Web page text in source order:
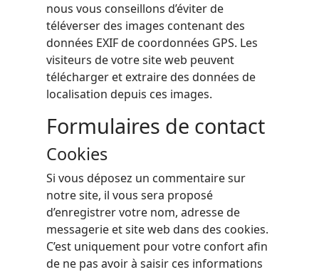
nous vous conseillons d’éviter de
téléverser des images contenant des
données EXIF de coordonnées GPS. Les
visiteurs de votre site web peuvent
télécharger et extraire des données de
localisation depuis ces images.
Formulaires de contact
Cookies
Si vous déposez un commentaire sur
notre site, il vous sera proposé
d’enregistrer votre nom, adresse de
messagerie et site web dans des cookies.
C’est uniquement pour votre confort afin
de ne pas avoir à saisir ces informations